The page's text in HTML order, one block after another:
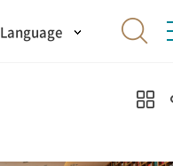
Language